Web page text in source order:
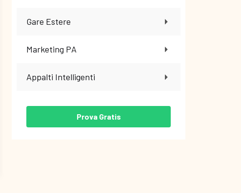
Gare Estere
Marketing PA
Appalti Intelligenti
Prova Gratis